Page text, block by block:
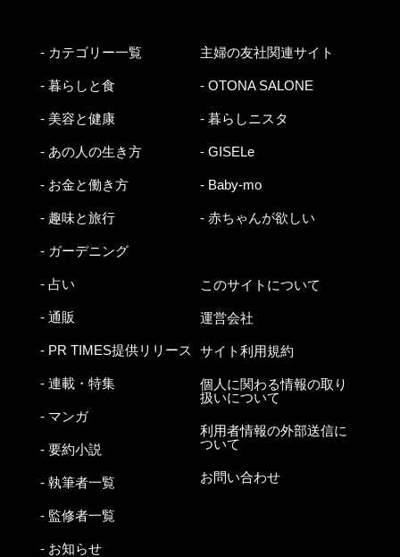
- カテゴリー一覧
- 暮らしと食
- 美容と健康
- あの人の生き方
- お金と働き方
- 趣味と旅行
- ガーデニング
- 占い
- 通販
- PR TIMES提供リリース
- 連載・特集
- マンガ
- 要約小説
- 執筆者一覧
- 監修者一覧
- お知らせ
主婦の友社関連サイト
- OTONA SALONE
- 暮らしニスタ
- GISELe
- Baby-mo
- 赤ちゃんが欲しい
このサイトについて
運営会社
サイト利用規約
個人に関わる情報の取り
扱いについて
利用者情報の外部送信に
ついて
お問い合わせ